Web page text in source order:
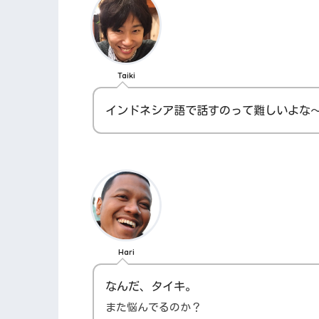
Taiki
インドネシア語で話すのって難しいよな
Hari
なんだ、タイキ。
また悩んでるのか？